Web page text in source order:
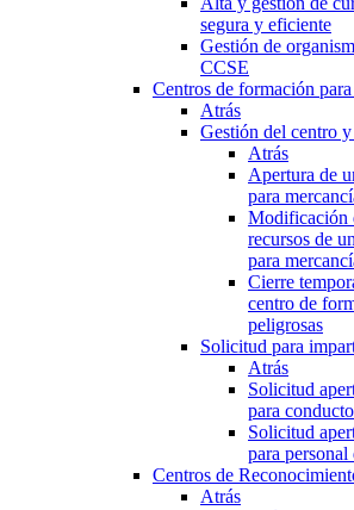
segura y eficiente
Gestión de
CCSE
Centros de formación
Atrás
Gestión del centro y
Atrás
Apertura de
para
Modificación
recursos de
para
Cierre
centro de
peligrosas
Solicitud para
Atrás
Solicitud
para
Solicitud
para personal
Centros de
Atrás